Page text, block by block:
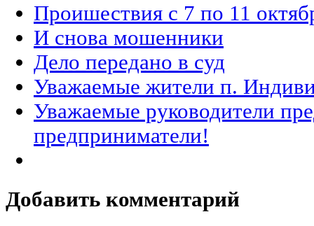
Проишествия с 7 по 11
И снова мошенники
Дело передано в суд
Уважаемые жители п.
Уважаемые руководители
предприниматели!
Добавить комментарий